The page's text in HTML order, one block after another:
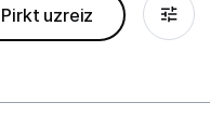
Pirkt uzreiz